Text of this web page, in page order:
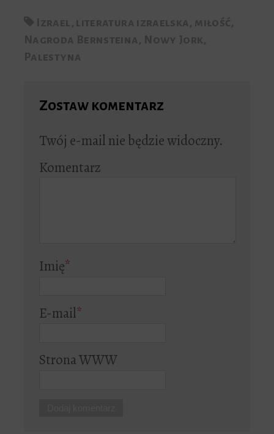
Zostaw komentarz
Twój e-mail nie będzie widoczny.
Komentarz
Imię*
E-mail*
Strona WWW